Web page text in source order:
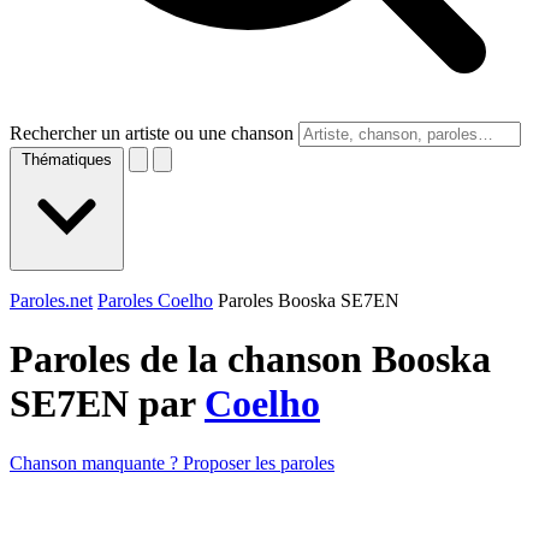
Rechercher un artiste ou une chanson
Thématiques
Paroles.net Paroles Coelho Paroles Booska SE7EN
Paroles de la chanson Booska
SE7EN par Coelho
Chanson manquante ? Proposer les paroles